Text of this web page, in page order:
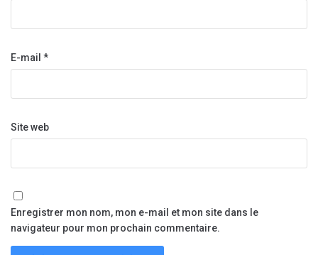
E-mail *
Site web
Enregistrer mon nom, mon e-mail et mon site dans le
navigateur pour mon prochain commentaire.